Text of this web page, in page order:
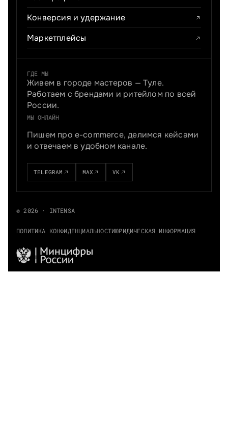
Конверсия и удержание
Маркетплейсы
ГДЕ МЫ
Живем в городе мастеров — Туле.
Работаем с брендами и ритейлом по всей
России.
МЫ ОНЛАЙН
Пишем про e-commerce, делимся кейсами
и отвечаем в удобном канале.
TELEGRAM MAX VK
© 2026 · INTENSA
ПОЛИТИКА КОНФИДЕНЦИАЛЬНОСТИЮРИДИЧЕСКАЯ ИНФОРМАЦИЯ